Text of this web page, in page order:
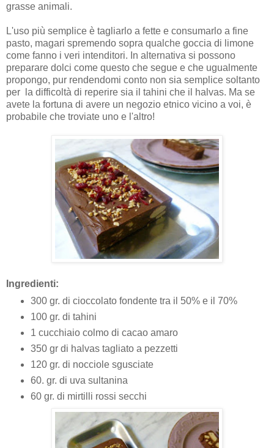
grasse animali.
L'uso più semplice è tagliarlo a fette e consumarlo a fine
pasto, magari spremendo sopra qualche goccia di limone
come fanno i veri intenditori. In alternativa si possono
preparare dolci come questo che segue e che ugualmente
propongo, pur rendendomi conto non sia semplice soltanto
per la difficoltà di reperire sia il tahini che il halvas. Ma se
avete la fortuna di avere un negozio etnico vicino a voi, è
probabile che troviate uno e l'altro!
Ingredienti:
300 gr. di cioccolato fondente tra il 50% e il 70%
100 gr. di tahini
1 cucchiaio colmo di cacao amaro
350 gr di halvas tagliato a pezzetti
120 gr. di nocciole sgusciate
60. gr. di uva sultanina
60 gr. di mirtilli rossi secchi